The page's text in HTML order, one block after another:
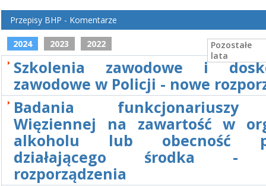
2024 2023 2022
Pozostałe
lata
Szkolenia zawodowe i
zawodowe w Policji - nowe
Badania funkcjonariuszy
Więziennej na zawartość w
alkoholu lub obecność
działającego środka -
rozporządzenia